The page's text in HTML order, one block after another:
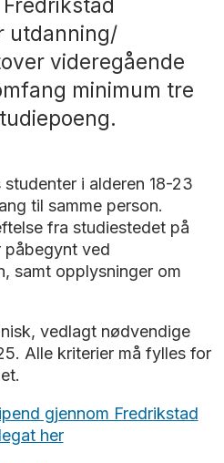
utdanning/
videregående
minimum tre
i alderen 18-23
til samme person.
fra studiestedet på
påbegynt ved
samt opplysninger om
vedlagt nødvendige
Alle kriterier må fylles for
gjennom Fredrikstad
her